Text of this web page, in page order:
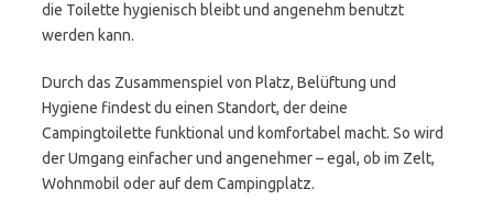
die Toilette hygienisch bleibt und angenehm benutzt
werden kann.
Durch das Zusammenspiel von Platz, Belüftung und
Hygiene findest du einen Standort, der deine
Campingtoilette funktional und komfortabel macht. So wird
der Umgang einfacher und angenehmer – egal, ob im Zelt,
Wohnmobil oder auf dem Campingplatz.